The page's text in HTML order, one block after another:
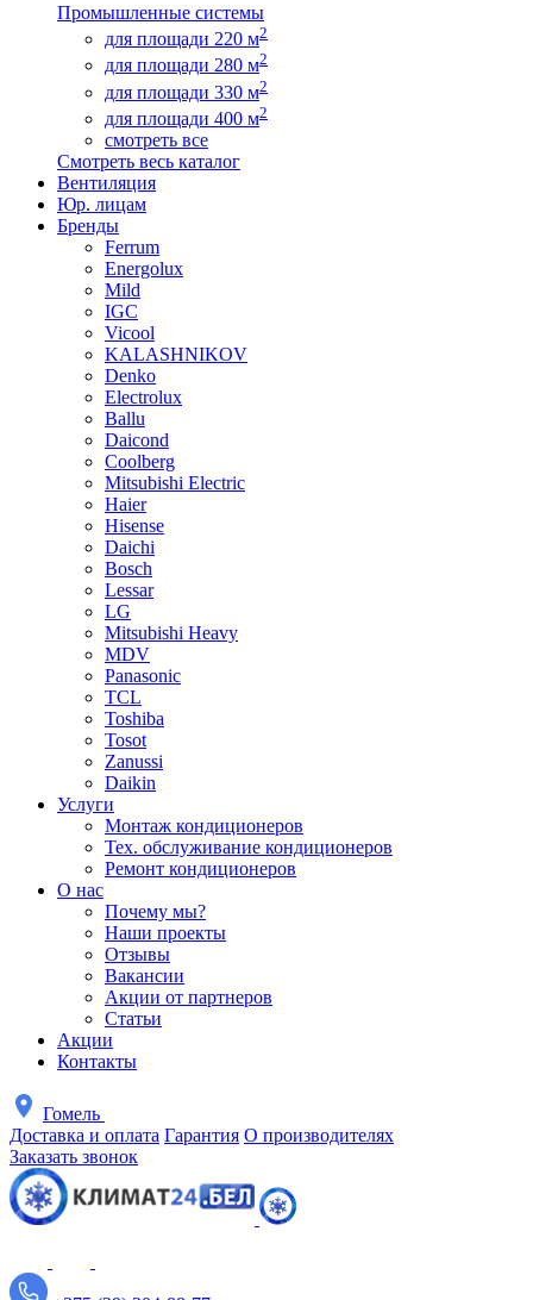
Промышленные системы
для площади 220 м2
для площади 280 м2
для площади 330 м2
для площади 400 м2
смотреть все
Смотреть весь каталог
Вентиляция
Юр. лицам
Бренды
Ferrum
Energolux
Mild
IGC
Vicool
KALASHNIKOV
Denko
Electrolux
Ballu
Daicond
Coolberg
Mitsubishi Electric
Haier
Hisense
Daichi
Bosch
Lessar
LG
Mitsubishi Heavy
MDV
Panasonic
TCL
Toshiba
Tosot
Zanussi
Daikin
Услуги
Монтаж кондиционеров
Тех. обслуживание кондиционеров
Ремонт кондиционеров
О нас
Почему мы?
Наши проекты
Отзывы
Вакансии
Акции от партнеров
Статьи
Акции
Контакты
Гомель
Доставка и оплата Гарантия О производителях
Заказать звонок